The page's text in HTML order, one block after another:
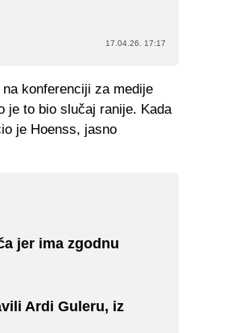
17.04.26. 17:17
konferenciji za medije
je to bio slučaj ranije. Kada
je Hoenss, jasno
jer ima zgodnu
Ardi Guleru, iz